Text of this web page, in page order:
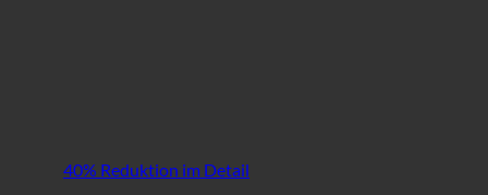
40% Reduktion im Detail